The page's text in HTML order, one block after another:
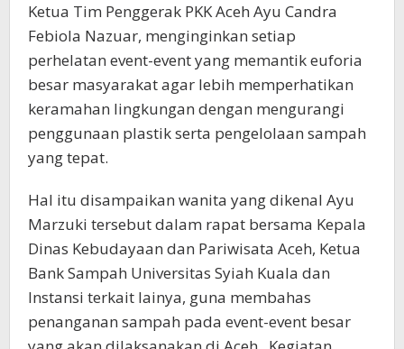
Ketua Tim Penggerak PKK Aceh Ayu Candra
Febiola Nazuar, menginginkan setiap
perhelatan event-event yang memantik euforia
besar masyarakat agar lebih memperhatikan
keramahan lingkungan dengan mengurangi
penggunaan plastik serta pengelolaan sampah
yang tepat.
Hal itu disampaikan wanita yang dikenal Ayu
Marzuki tersebut dalam rapat bersama Kepala
Dinas Kebudayaan dan Pariwisata Aceh, Ketua
Bank Sampah Universitas Syiah Kuala dan
Instansi terkait lainya, guna membahas
penanganan sampah pada event-event besar